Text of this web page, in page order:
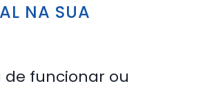
NA SUA
de funcionar ou